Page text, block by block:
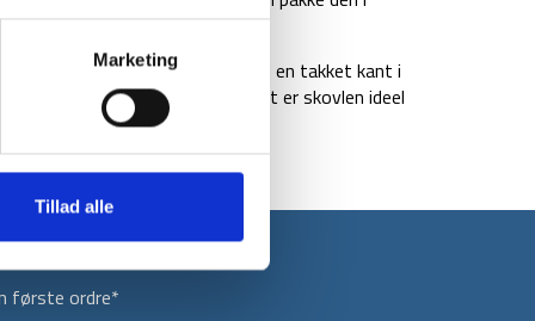
Marketing
Tillad alle
designet i belagt stål med en takket kant i
jord, mudder og is. Til slut er skovlen ideel
første ordre*